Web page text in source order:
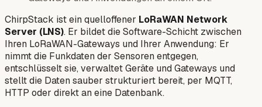
ChirpStack ist ein quelloffener LoRaWAN Network
Server (LNS). Er bildet die Software-Schicht zwischen
Ihren LoRaWAN-Gateways und Ihrer Anwendung: Er
nimmt die Funkdaten der Sensoren entgegen,
entschlüsselt sie, verwaltet Geräte und Gateways und
stellt die Daten sauber strukturiert bereit, per MQTT,
HTTP oder direkt an eine Datenbank.